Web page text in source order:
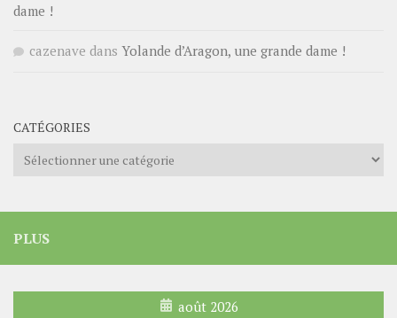
dame !
cazenave dans Yolande d’Aragon, une grande dame !
CATÉGORIES
Catégories
PLUS
août 2026